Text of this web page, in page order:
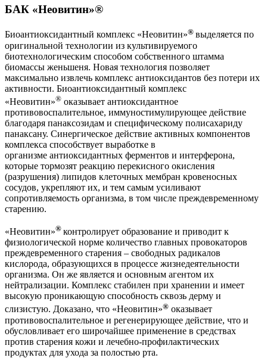
БАК «Неовитин»®
Биоантиоксидантный комплекс «Неовитин»® выделяется по
оригинальной технологии из культивируемого
биотехнологическим способом собственного штамма
биомассы женьшеня. Новая технология позволяет
максимально извлечь комплекс антиоксидантов без потери их
активности. Биоантиоксидантный комплекс
«Неовитин»® оказывает антиоксидантное
противовоспалительное, иммуностимулирующее действие
благодаря панаксозидам и специфическому полисахариду
панаксану. Синергическое действие активных компонентов
комплекса способствует выработке в
организме антиоксидантных ферментов и интерферона,
которые тормозят реакцию перекисного окисления
(разрушения) липидов клеточных мембран кровеносных
сосудов, укрепляют их, и тем самым усиливают
сопротивляемость организма, в том числе преждевременному
старению.
«Неовитин»® контролирует образование и приводит к
физиологической норме количество главных провокаторов
преждевременного старения – свободных радикалов
кислорода, образующихся в процессе жизнедеятельности
организма. Он же является и основным агентом их
нейтрализации. Комплекс стабилен при хранении и имеет
высокую проникающую способность сквозь дерму и
слизистую. Доказано, что «Неовитин»® оказывает
противовоспалительное и регенерирующее действие, что и
обусловливает его широчайшее применение в средствах
против старения кожи и лечебно-профилактических
продуктах для ухода за полостью рта.